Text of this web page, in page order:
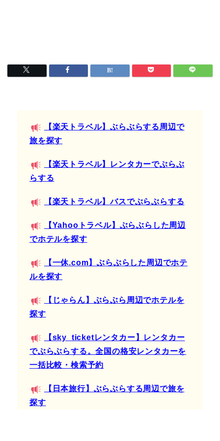
【楽天トラベル】ぶらぶらする周辺で
旅を探す
【楽天トラベル】レンタカーでぶらぶ
らする
【楽天トラベル】バスでぶらぶらする
【Yahooトラベル】ぶらぶらした周辺
でホテルを探す
【一休.com】ぶらぶらした周辺でホテ
ルを探す
【じゃらん】ぶらぶら周辺でホテルを
探す
【sky_ticketレンタカー】レンタカー
でぶらぶらする。全国の格安レンタカーを
一括比較・検索予約
【日本旅行】ぶらぶらする周辺で旅を
探す